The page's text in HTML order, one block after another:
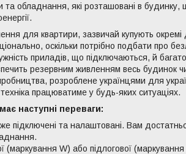
та обладнання, які розташовані в
для квартири, зазвичай купують
оскільки потрібно подбати про
приладів, що підключаються, й
резервним живленням весь будинок
розроблене українцями для
працюватиме у будь-яких ситуаціях.
наступні переваги:
підключені та налаштовані. Вам
(маркування W) або підлогової